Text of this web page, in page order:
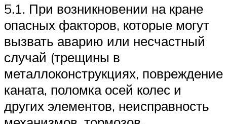
5.1. При возникновении на кране
опасных факторов, которые могут
вызвать аварию или несчастный
случай (трещины в
металлоконструкциях, повреждение
каната, поломка осей колес и
других элементов, неисправность